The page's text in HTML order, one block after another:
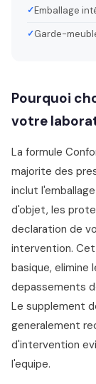
Emballage
Garde-
Pourquoi
votre
La formule
majorite des
inclut
d'objet, les
declaration de
intervention.
basique, elimine
depassements
Le supplement
generalement
d'intervention
l'equipe.